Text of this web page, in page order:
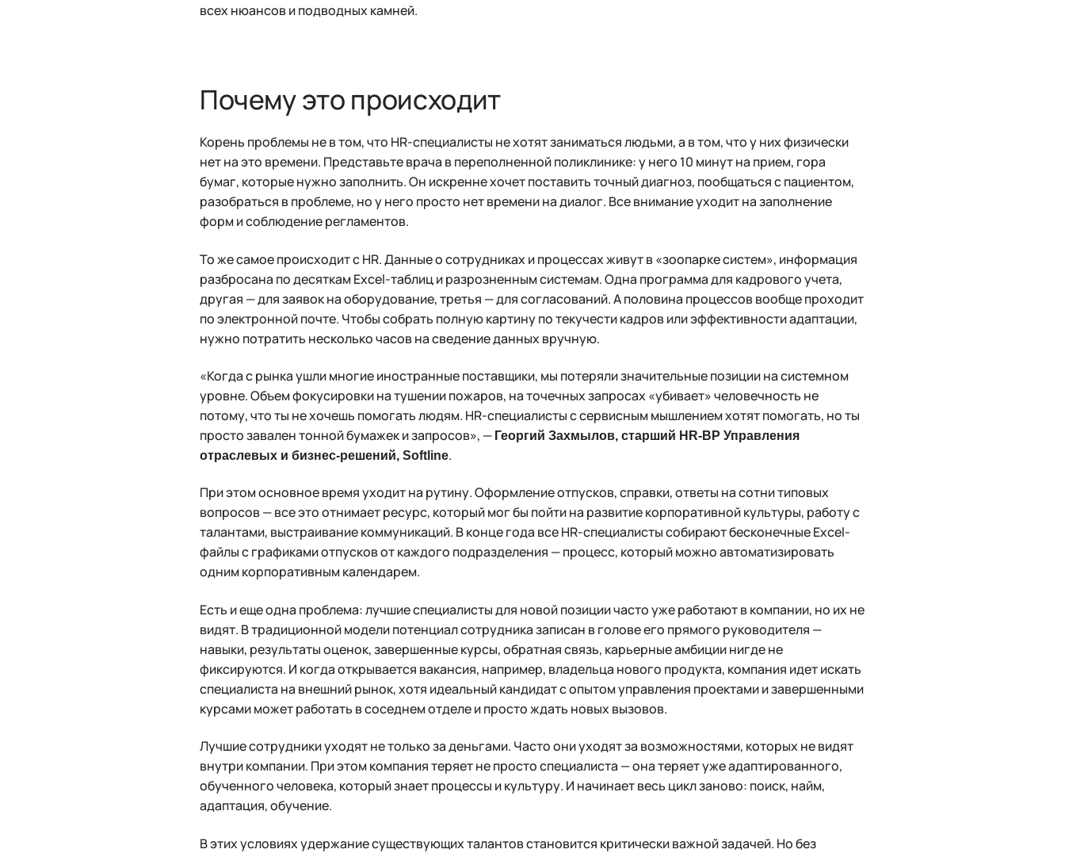
всех нюансов и подводных камней.
Почему это происходит
Корень проблемы не в том, что HR-специалисты не хотят заниматься людьми, а в том, что у них физически
нет на это времени. Представьте врача в переполненной поликлинике: у него 10 минут на прием, гора
бумаг, которые нужно заполнить. Он искренне хочет поставить точный диагноз, пообщаться с пациентом,
разобраться в проблеме, но у него просто нет времени на диалог. Все внимание уходит на заполнение
форм и соблюдение регламентов.
То же самое происходит с HR. Данные о сотрудниках и процессах живут в «зоопарке систем», информация
разбросана по десяткам Excel-таблиц и разрозненным системам. Одна программа для кадрового учета,
другая — для заявок на оборудование, третья — для согласований. А половина процессов вообще проходит
по электронной почте. Чтобы собрать полную картину по текучести кадров или эффективности адаптации,
нужно потратить несколько часов на сведение данных вручную.
«Когда с рынка ушли многие иностранные поставщики, мы потеряли значительные позиции на системном
уровне. Объем фокусировки на тушении пожаров, на точечных запросах «убивает» человечность не
потому, что ты не хочешь помогать людям. HR-специалисты с сервисным мышлением хотят помогать, но ты
просто завален тонной бумажек и запросов», — Георгий Захмылов, старший HR-BP Управления
отраслевых и бизнес-решений, Softline.
При этом основное время уходит на рутину. Оформление отпусков, справки, ответы на сотни типовых
вопросов — все это отнимает ресурс, который мог бы пойти на развитие корпоративной культуры, работу с
талантами, выстраивание коммуникаций. В конце года все HR-специалисты собирают бесконечные Excel-
файлы с графиками отпусков от каждого подразделения — процесс, который можно автоматизировать
одним корпоративным календарем.
Есть и еще одна проблема: лучшие специалисты для новой позиции часто уже работают в компании, но их не
видят. В традиционной модели потенциал сотрудника записан в голове его прямого руководителя —
навыки, результаты оценок, завершенные курсы, обратная связь, карьерные амбиции нигде не
фиксируются. И когда открывается вакансия, например, владельца нового продукта, компания идет искать
специалиста на внешний рынок, хотя идеальный кандидат с опытом управления проектами и завершенными
курсами может работать в соседнем отделе и просто ждать новых вызовов.
Лучшие сотрудники уходят не только за деньгами. Часто они уходят за возможностями, которых не видят
внутри компании. При этом компания теряет не просто специалиста — она теряет уже адаптированного,
обученного человека, который знает процессы и культуру. И начинает весь цикл заново: поиск, найм,
адаптация, обучение.
В этих условиях удержание существующих талантов становится критически важной задачей. Но без